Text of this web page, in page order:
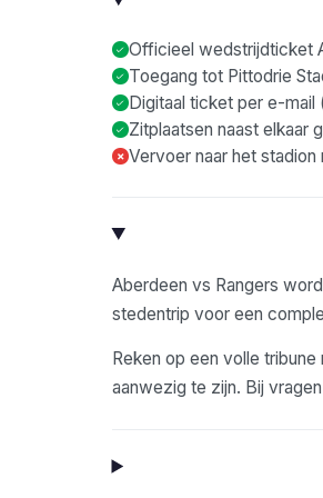
Officieel wedstrijdticket
Toegang tot Pittodrie
Digitaal ticket per e-mail
Zitplaatsen naast elkaar
× Vervoer naar het stadion
Aberdeen vs Rangers
stedentrip voor een
Reken op een volle
aanwezig te zijn. Bij